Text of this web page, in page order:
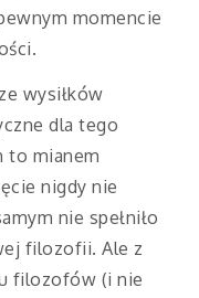
momencie
wysiłków
dla tego
to mianem
nigdy nie
nie spełniło
filozofii. Ale z
filozofów (i nie